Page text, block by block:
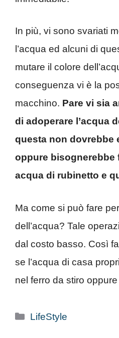
In più, vi sono svariati
l’acqua ed alcuni di
mutare il colore
conseguenza vi è la
macchino. Pare vi sia
di adoperare l’acqua
questa non dovrebbe
oppure bisognerebbe
acqua di rubinetto e
Ma come si può fare
dell’acqua? Tale
dal costo basso. Così
se l’acqua di casa
nel ferro da stiro
Categorie
LifeStyle